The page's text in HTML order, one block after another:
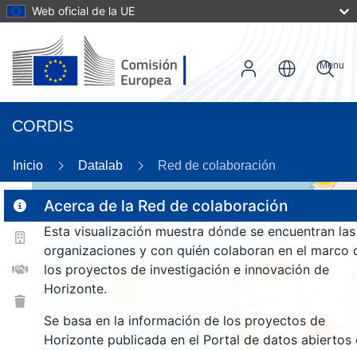
Web oficial de la UE
CORDIS
Menu
Inicio Datalab Red de colaboración
Acerca de la Red de colaboración
Esta visualización muestra dónde se encuentran las
organizaciones y con quién colaboran en el marco
los proyectos de investigación e innovación de
Horizonte.
Se basa en la información de los proyectos de
Horizonte publicada en el Portal de datos abiertos
9
161
245 1577